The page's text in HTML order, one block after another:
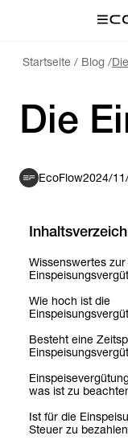
Startseite / Blog /
Die
EcoFlow2024/
Wissenswertes zur
Wie hoch ist die
Besteht eine
was ist zu
Ist für die
Steuer zu